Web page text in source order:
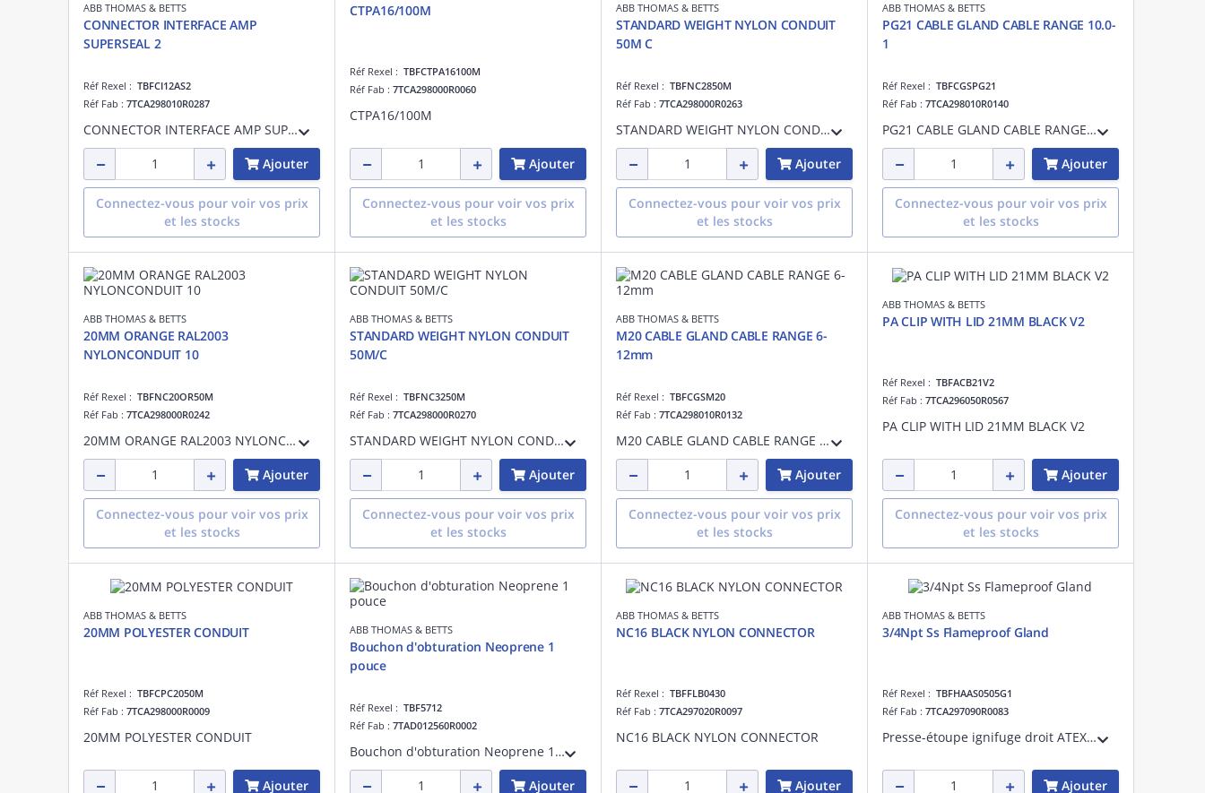
ABB THOMAS & BETTS
CONNECTOR INTERFACE AMP
SUPERSEAL 2
Réf Rexel : TBFCI12AS2
Réf Fab : 7TCA298010R0287
CONNECTOR INTERFACE AMP SUPERSEAL 2
Ajouter
Connectez-vous pour voir vos prix
et les stocks
CTPA16/100M
Réf Rexel : TBFCTPA16100M
Réf Fab : 7TCA298000R0060
CTPA16/100M
Ajouter
Connectez-vous pour voir vos prix
et les stocks
ABB THOMAS & BETTS
STANDARD WEIGHT NYLON CONDUIT
50M C
Réf Rexel : TBFNC2850M
Réf Fab : 7TCA298000R0263
STANDARD WEIGHT NYLON CONDUIT 50M C
Ajouter
Connectez-vous pour voir vos prix
et les stocks
ABB THOMAS & BETTS
PG21 CABLE GLAND CABLE RANGE 10.0-
1
Réf Rexel : TBFCGSPG21
Réf Fab : 7TCA298010R0140
PG21 CABLE GLAND CABLE RANGE 10.0-1
Ajouter
Connectez-vous pour voir vos prix
et les stocks
ABB THOMAS & BETTS
20MM ORANGE RAL2003
NYLONCONDUIT 10
Réf Rexel : TBFNC20OR50M
Réf Fab : 7TCA298000R0242
20MM ORANGE RAL2003 NYLONCONDUIT 10
Ajouter
Connectez-vous pour voir vos prix
et les stocks
ABB THOMAS & BETTS
STANDARD WEIGHT NYLON CONDUIT
50M/C
Réf Rexel : TBFNC3250M
Réf Fab : 7TCA298000R0270
STANDARD WEIGHT NYLON CONDUIT 50M/C
Ajouter
Connectez-vous pour voir vos prix
et les stocks
ABB THOMAS & BETTS
M20 CABLE GLAND CABLE RANGE 6-
12mm
Réf Rexel : TBFCGSM20
Réf Fab : 7TCA298010R0132
M20 CABLE GLAND CABLE RANGE 6-12mm
Ajouter
Connectez-vous pour voir vos prix
et les stocks
ABB THOMAS & BETTS
PA CLIP WITH LID 21MM BLACK V2
Réf Rexel : TBFACB21V2
Réf Fab : 7TCA296050R0567
PA CLIP WITH LID 21MM BLACK V2
Ajouter
Connectez-vous pour voir vos prix
et les stocks
ABB THOMAS & BETTS
20MM POLYESTER CONDUIT
Réf Rexel : TBFCPC2050M
Réf Fab : 7TCA298000R0009
20MM POLYESTER CONDUIT
Ajouter
ABB THOMAS & BETTS
Bouchon d'obturation Neoprene 1
pouce
Réf Rexel : TBF5712
Réf Fab : 7TAD012560R0002
Bouchon d'obturation Neoprene 1 pouce
Ajouter
ABB THOMAS & BETTS
NC16 BLACK NYLON CONNECTOR
Réf Rexel : TBFFLB0430
Réf Fab : 7TCA297020R0097
NC16 BLACK NYLON CONNECTOR
Ajouter
ABB THOMAS & BETTS
3/4Npt Ss Flameproof Gland
Réf Rexel : TBFHAAS0505G1
Réf Fab : 7TCA297090R0083
Presse-étoupe ignifuge droit ATEX GI Groupes I et II, Zones 1, 2, 21 et 22, Classe I, Division 2, ABCD, Classe II, Division EFG. Grosseur de conduit 25 millimètres. Pas de filets 3/4 pouce. Acier inoxydable.
Ajouter